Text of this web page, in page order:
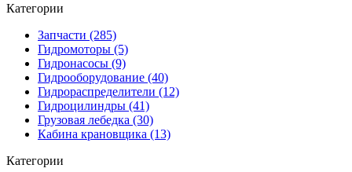
Категории
Запчасти (285)
Гидромоторы (5)
Гидронасосы (9)
Гидрооборудование (40)
Гидрораспределители (12)
Гидроцилиндры (41)
Грузовая лебедка (30)
Кабина крановщика (13)
Категории